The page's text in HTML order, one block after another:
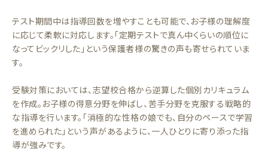
テスト期間中は指導回数を増やすことも可能で、お子様の理解度
に応じて柔軟に対応します。「定期テストで真ん中くらいの順位に
なってビックリした」という保護者様の驚きの声も寄せられていま
す。
受験対策においては、志望校合格から逆算した個別カリキュラム
を作成。お子様の得意分野を伸ばし、苦手分野を克服する戦略的
な指導を行います。「消極的な性格の娘でも、自分のペースで学習
を進められた」という声があるように、一人ひとりに寄り添った指
導が強みです。